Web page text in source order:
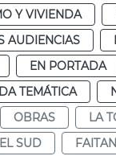
Y VIVIENDA
AUDIENCIAS
EN PORTADA
TEMÁTICA
OBRAS
LA
SUD